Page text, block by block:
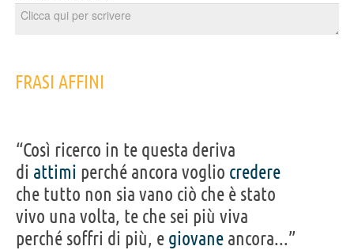
FRASI AFFINI
“Così ricerco in te questa deriva
di attimi perché ancora voglio credere
che tutto non sia vano ciò che è stato
vivo una volta, te che sei più viva
perché soffri di più, e giovane ancora...”